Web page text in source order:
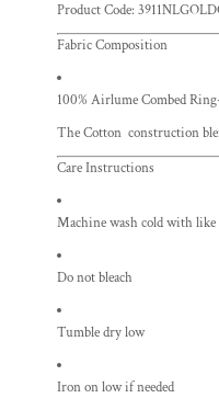
Product Code:
Fabric Composition
100% Airlume Combed
The Cotton construction
Care Instructions
Machine wash cold with like
Do not bleach
Tumble dry low
Iron on low if needed